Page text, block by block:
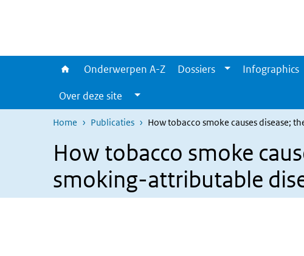
Onderwerpen A-Z Dossiers Infographics
Over deze site
Home Publicaties How tobacco smoke causes disease;
How tobacco smoke
smoking-attributable